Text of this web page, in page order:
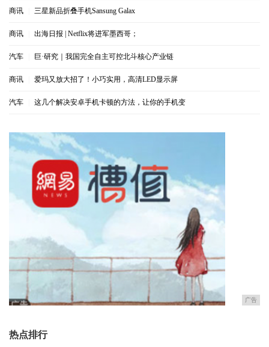
商讯 三星新品折叠手机Sansung Galax
商讯 出海日报 | Netflix将进军墨西哥；
汽车 巨·研究｜我国完全自主可控北斗核心产业链
商讯 爱玛又放大招了！小巧实用，高清LED显示屏
汽车 这几个解决安卓手机卡顿的方法，让你的手机变
广告
热点排行